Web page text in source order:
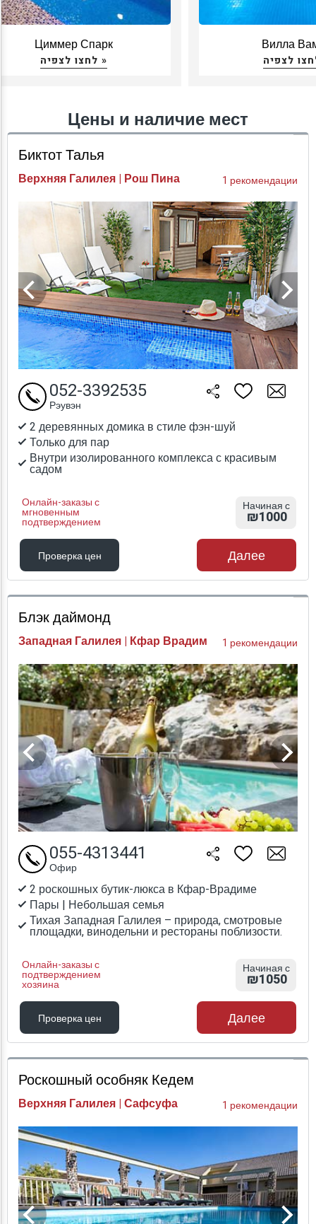
даже в дождь. Вокруг зоны бассейна обычно обустроены
удобные места для отдыха и расслабления: шезлонги,
гамаки, качели, уютные уголки для сидения и
деревянные беседки
Циммер Спарк
לחצו לצפיה »
Вилла
Цены и наличие мест
Биктот Талья
Верхняя Галилея | Рош Пина 1 рекомендации
2 деревянных домика в стиле фэн-шуй
Только для пар
Внутри изолированного комплекса с красивым
садом
Онлайн-заказы с
мгновенным
подтверждением
052-3392535
Рэувэн
Начиная с
₪1000
Проверка цен
Проверка цен
Далее
Блэк даймонд
Западная Галилея | Кфар Врадим 1 рекомендации
2 роскошных бутик-люкса в Кфар-Врадиме
Пары | Небольшая семья
Тихая Западная Галилея – природа, смотровые
площадки, винодельни и рестораны поблизости.
Онлайн-заказы с
подтверждением
хозяина
055-4313441
Офир
Начиная с
₪1050
Проверка цен
Проверка цен
Далее
Роскошный особняк Кедем
Верхняя Галилея | Сафсуфа 1 рекомендации